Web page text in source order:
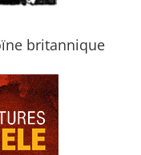
britannique